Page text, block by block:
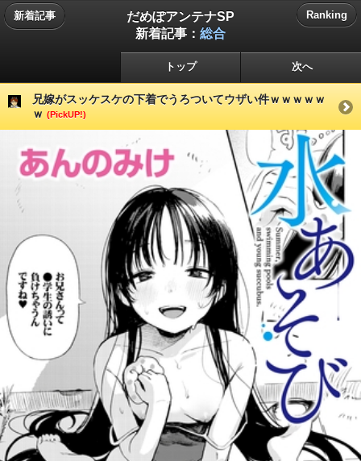
新着記事
だめぽアンテナSP
新着記事： 総合
Ranking
トップ 次へ
兄嫁がスッケスケの下着でうろついてウザい件ｗｗｗｗｗ
ｗ (PickUP!)